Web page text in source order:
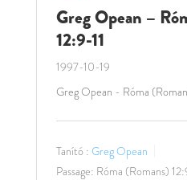
Greg Opean –
12:9-11
1997-10-19
Greg Opean - Róma
Tanító : Greg Opean
Passage: Róma (Romans)